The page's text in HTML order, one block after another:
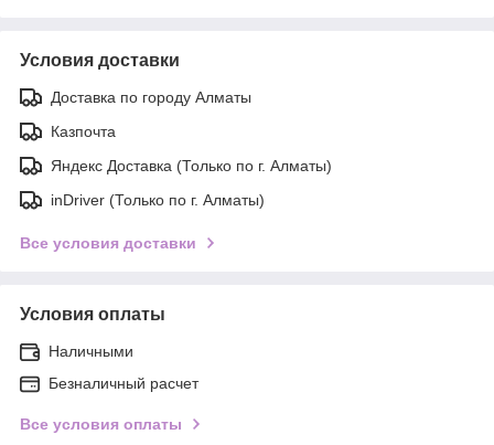
Условия доставки
Доставка по городу Алматы
Казпочта
Яндекс Доставка (Только по г. Алматы)
inDriver (Только по г. Алматы)
Все условия доставки
Условия оплаты
Наличными
Безналичный расчет
Все условия оплаты